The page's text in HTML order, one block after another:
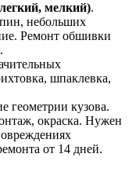
мелкий).
небольших
Ремонт обшивки
шпаклевка,
геометрии кузова.
окраска. Нужен
от 14 дней.